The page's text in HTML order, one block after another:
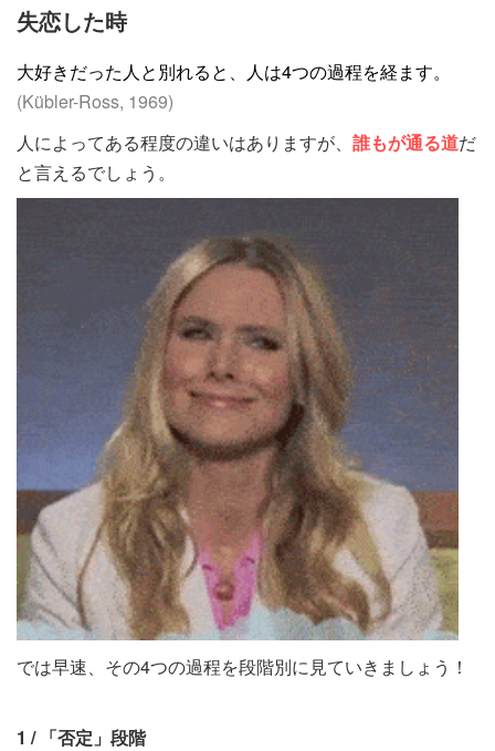
失恋した時
大好きだった人と別れると、人は4つの過程を経ます。
(Kübler-Ross, 1969)
人によってある程度の違いはありますが、 誰もが通る道だ
と言えるでしょう。
では早速、その4つの過程を段階別に見ていきましょう！
1 / 「否定」段階